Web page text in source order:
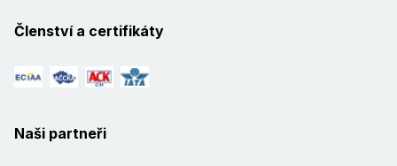
Členství a certifikáty
Naši partneři